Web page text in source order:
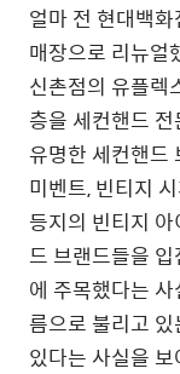
얼마 전 현대백
매장으로 리뉴얼
신촌점의 유플렉
층을 세컨핸드
유명한 세컨핸드
미벤트, 빈티지
등지의 빈티지
드 브랜드들을
에 주목했다는
름으로 불리고
있다는 사실을